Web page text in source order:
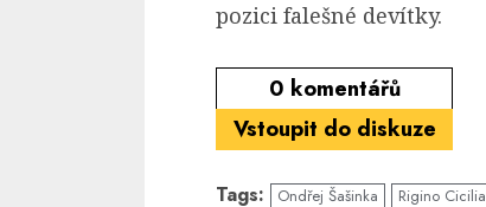
pozici falešné devítky.
0 komentářů
Vstoupit do diskuze
Tags: Ondřej Šašinka Rigino Cicilia